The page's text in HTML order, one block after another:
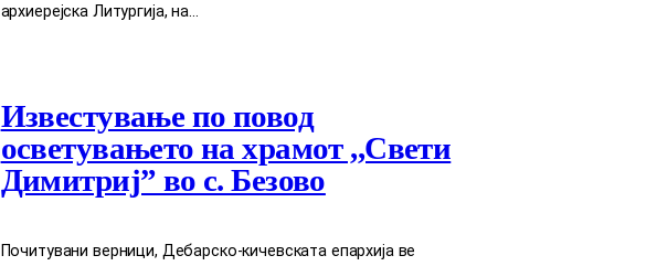
архиерејска Литургија, на…
Известување по повод
осветувањето на храмот ,,Свети
Димитриј” во с. Безово
Почитувани верници, Дебарско-кичевската епархија ве